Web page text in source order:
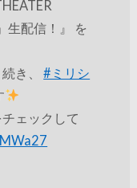
生配信！』 を
続き、#ミリシ
ェックして